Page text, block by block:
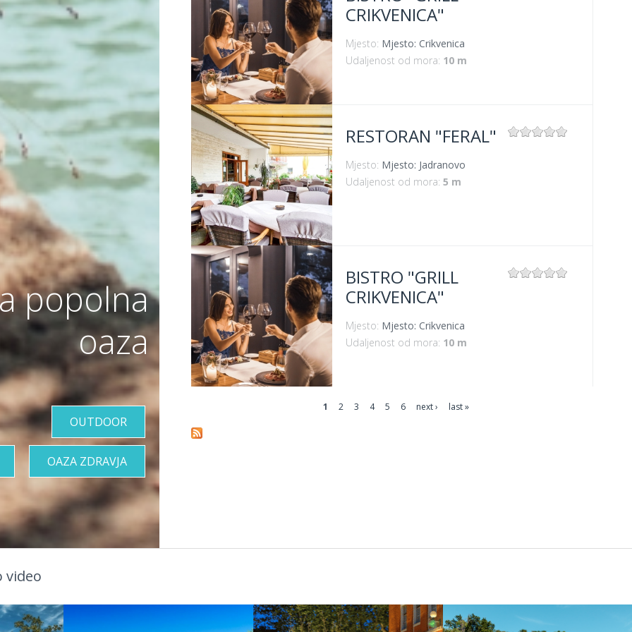
VIŠE INFORMACIJA
CRIKVENICA"
Mjesto: Mjesto: Crikvenica
Udaljenost od mora: 10 m
VIŠE INFORMACIJA
RESTORAN "FERAL"
Mjesto: Mjesto: Jadranovo
Udaljenost od mora: 5 m
VIŠE INFORMACIJA
BISTRO "GRILL
CRIKVENICA"
Mjesto: Mjesto: Crikvenica
Udaljenost od mora: 10 m
1 2 3 4 5 6 next › last »
popolna
oaza
OUTDOOR
OAZA ZDRAVJA
video